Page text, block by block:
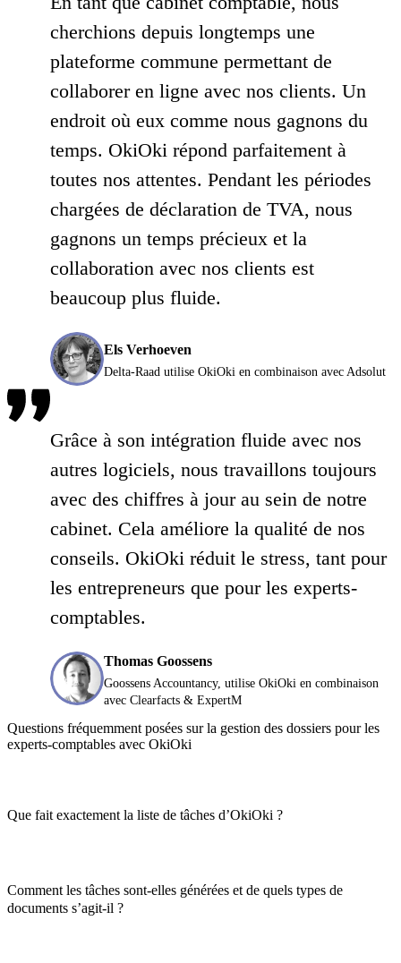
cherchions depuis longtemps une
plateforme commune permettant de
collaborer en ligne avec nos clients. Un
endroit où eux comme nous gagnons du
temps. OkiOki répond parfaitement à
toutes nos attentes. Pendant les périodes
chargées de déclaration de TVA, nous
gagnons un temps précieux et la
collaboration avec nos clients est
beaucoup plus fluide.
Els Verhoeven
Delta-Raad utilise OkiOki en combinaison avec Adsolut
Grâce à son intégration fluide avec nos
autres logiciels, nous travaillons toujours
avec des chiffres à jour au sein de notre
cabinet. Cela améliore la qualité de nos
conseils. OkiOki réduit le stress, tant pour
les entrepreneurs que pour les experts-
comptables.
Thomas Goossens
Goossens Accountancy, utilise OkiOki en combinaison
avec Clearfacts & ExpertM
Questions fréquemment posées sur la gestion des dossiers pour les
experts-comptables avec OkiOki
Que fait exactement la liste de tâches d’OkiOki ?
Comment les tâches sont-elles générées et de quels types de
documents s’agit-il ?